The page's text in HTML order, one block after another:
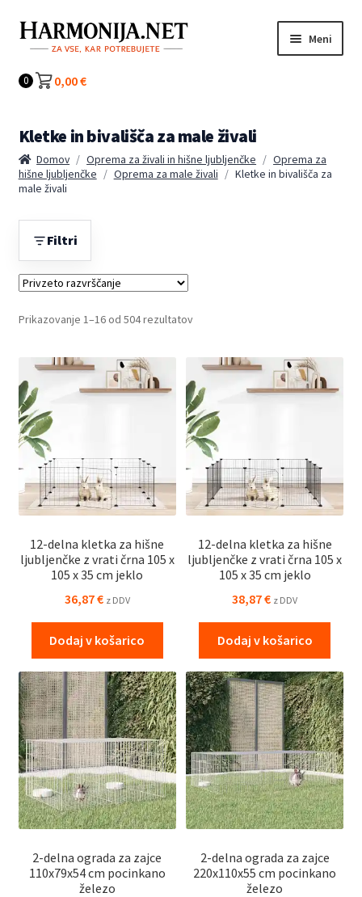
Preskoči
na
navigacijo
Preskoči
na
vsebino
Meni
0 0,00€
Kletke in bivališča za male živali
Domov / Oprema za živali in hišne ljubljenčke / Oprema za
hišne ljubljenčke / Oprema za male živali / Kletke in bivališča za
male živali
Filtri
Prikazovanje 1–16 od 504 rezultatov
12-delna kletka za hišne
ljubljenčke z vrati črna 105 x
105 x 35 cm jeklo
36,87€ z DDV
Dodaj v košarico
12-delna kletka za hišne
ljubljenčke z vrati črna 105 x
105 x 35 cm jeklo
38,87€ z DDV
Dodaj v košarico
2-delna ograda za zajce
110x79x54 cm pocinkano
železo
2-delna ograda za zajce
220x110x55 cm pocinkano
železo